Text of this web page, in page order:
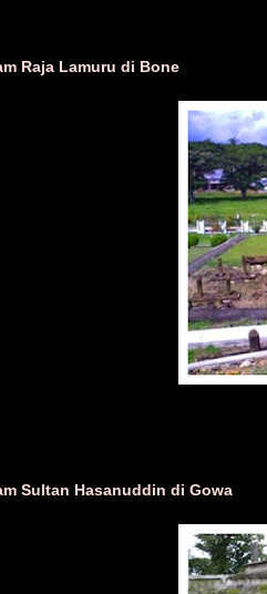
Raja Lamuru di Bone
Sultan Hasanuddin di Gowa